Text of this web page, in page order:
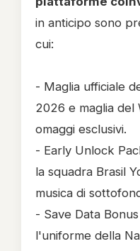
in anticipo sono
cui:
- Maglia ufficiale
2026 e maglia del
omaggi esclusivi.
- Early Unlock
la squadra Brasil
musica di
- Save Data
l'uniforme della